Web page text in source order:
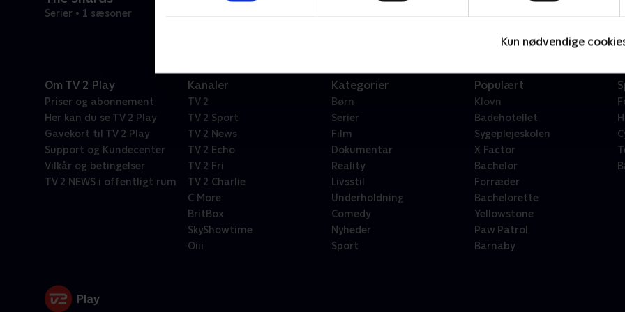
Kun nødvendige
Serier • 1 sæsoner
Om TV 2 Play
Priser og abonnement
Her kan du se TV 2 Play
Gavekort til TV 2 Play
Support og Kundecenter
Vilkår og betingelser
TV 2 NEWS i offentligt rum
Kanaler
TV 2
TV 2 Sport
TV 2 News
TV 2 Echo
TV 2 Fri
TV 2 Charlie
C More
BritBox
SkyShowtime
Oiii
Kategorier
Børn
Serier
Film
Dokumentar
Reality
Livsstil
Underholdning
Comedy
Nyheder
Sport
Populært
Klovn
Badehotellet
Sygeplejeskolen
X Factor
Bachelor
Forræder
Bachelorette
Yellowstone
Paw Patrol
Barnaby